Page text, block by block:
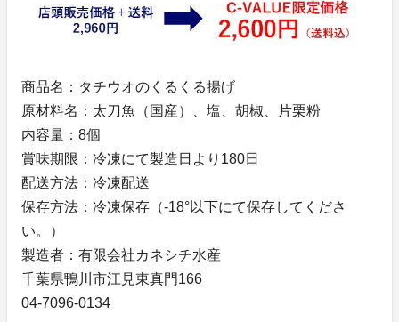
商品名：タチウオのくるくる揚げ
原材料名：太刀魚（国産）、塩、胡椒、片栗粉
内容量：8個
賞味期限：冷凍にて製造日より180日
配送方法：冷凍配送
保存方法：冷凍保存（-18°以下にて保存してくださ
い。）
製造者：有限会社カネシチ水産
千葉県鴨川市江見東真門166
04-7096-0134